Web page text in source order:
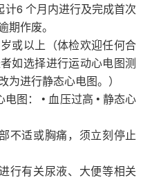
计6 个月内进行及完成首次
期作废。
或以上（体检欢迎任何合
如选择进行运动心电图测
进行静态心电图。）
图： • 血压过高 • 静态心
不适或胸痛，须立刻停止
行有关尿液、大便等相关